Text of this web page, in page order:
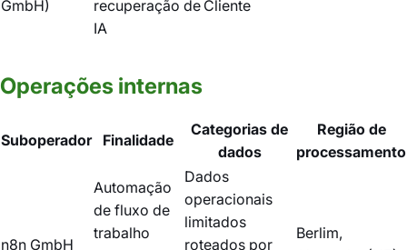
GmbH)
recuperação de
IA
Cliente
Operações internas
Suboperador Finalidade
Categorias de
dados
Região de
processamento
n8n GmbH
Automação
de fluxo de
trabalho
Dados
operacionais
limitados
roteados por
Berlim,